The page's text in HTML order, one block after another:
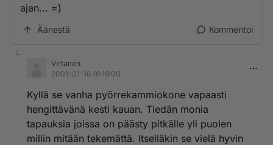
ajan... =)
Äänestä Kommentoi
Virtanen
2001-01-16 16:19:00
Kyllä se vanha pyörrekammiokone vapaasti
hengittävänä kesti kauan. Tiedän monia
tapauksia joissa on päästy pitkälle yli puolen
millin mitään tekemättä. Itselläkin se vielä hyvin